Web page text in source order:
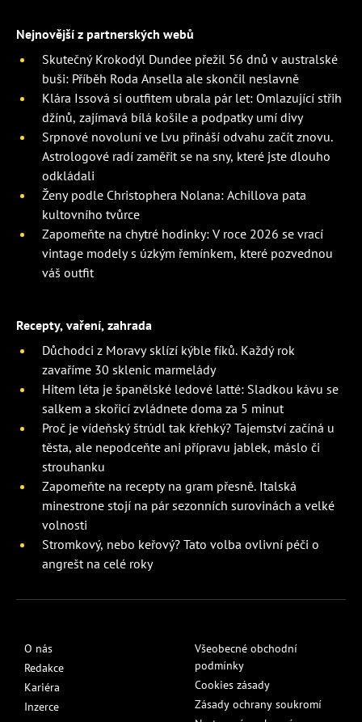
Nejnovější z partnerských webů
Skutečný Krokodýl Dundee přežil 56 dnů v australské
buši: Příběh Roda Ansella ale skončil neslavně
Klára Issová si outfitem ubrala pár let: Omlazující střih
džínů, zajímavá bílá košile a podpatky umí divy
Srpnové novoluní ve Lvu přináší odvahu začít znovu.
Astrologové radí zaměřit se na sny, které jste dlouho
odkládali
Ženy podle Christophera Nolana: Achillova pata
kultovního tvůrce
Zapomeňte na chytré hodinky: V roce 2026 se vrací
vintage modely s úzkým řemínkem, které pozvednou
váš outfit
Recepty, vaření, zahrada
Důchodci z Moravy sklízí kýble fíků. Každý rok
zavaříme 30 sklenic marmelády
Hitem léta je španělské ledové latté: Sladkou kávu se
salkem a skořicí zvládnete doma za 5 minut
Proč je vídeňský štrúdl tak křehký? Tajemství začíná u
těsta, ale nepodceňte ani přípravu jablek, máslo či
strouhanku
Zapomeňte na recepty na gram přesně. Italská
minestrone stojí na pár sezonních surovinách a velké
volnosti
Stromkový, nebo keřový? Tato volba ovlivní péči o
angrešt na celé roky
O nás
Redakce
Kariéra
Inzerce
Všeobecné obchodní
podmínky
Cookies zásady
Zásady ochrany soukromí